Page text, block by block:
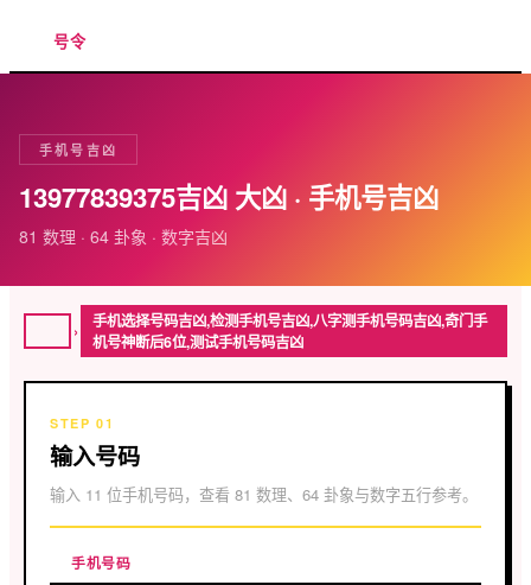
号令
手机号吉凶
13977839375吉凶 大凶 · 手机号吉凶
81 数理 · 64 卦象 · 数字吉凶
›
手机选择号码吉凶,检测手机号吉凶,八字测手机号码吉凶,奇门手
机号神断后6位,测试手机号码吉凶
STEP 01
输入号码
输入 11 位手机号码，查看 81 数理、64 卦象与数字五行参考。
手机号码